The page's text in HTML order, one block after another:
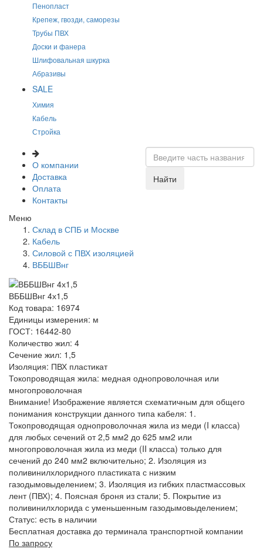
Пенопласт
Крепеж, гвозди, саморезы
Трубы ПВХ
Доски и фанера
Шлифовальная шкурка
Абразивы
SALE
Химия
Кабель
Стройка
О компании
Доставка
Оплата
Контакты
Найти
Меню
Склад в СПБ и Москве
Кабель
Силовой с ПВХ изоляцией
ВББШВнг
ВББШВнг 4х1,5
Код товара: 16974
Единицы измерения: м
ГОСТ: 16442-80
Количество жил: 4
Сечение жил: 1,5
Изоляция: ПВХ пластикат
Токопроводящая жила: медная однопроволочная или
многопроволочная
Внимание! Изображение является схематичным для общего
понимания конструкции данного типа кабеля: 1.
Токопроводящая однопроволочная жила из меди (I класса)
для любых сечений от 2,5 мм2 до 625 мм2 или
многопроволочная жила из меди (II класса) только для
сечений до 240 мм2 включительно; 2. Изоляция из
поливинилхлоридного пластиката с низким
газодымовыделением; 3. Изоляция из гибких пластмассовых
лент (ПВХ); 4. Поясная броня из стали; 5. Покрытие из
поливинилхлорида с уменьшенным газодымовыделением;
Статус: есть в наличии
Бесплатная доставка до терминала транспортной компании
По запросу